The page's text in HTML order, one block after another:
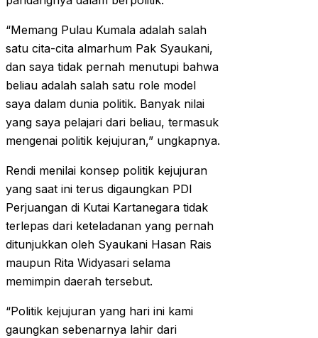
“Memang Pulau Kumala adalah salah
satu cita-cita almarhum Pak Syaukani,
dan saya tidak pernah menutupi bahwa
beliau adalah salah satu role model
saya dalam dunia politik. Banyak nilai
yang saya pelajari dari beliau, termasuk
mengenai politik kejujuran,” ungkapnya.
Rendi menilai konsep politik kejujuran
yang saat ini terus digaungkan PDI
Perjuangan di Kutai Kartanegara tidak
terlepas dari keteladanan yang pernah
ditunjukkan oleh Syaukani Hasan Rais
maupun Rita Widyasari selama
memimpin daerah tersebut.
“Politik kejujuran yang hari ini kami
gaungkan sebenarnya lahir dari